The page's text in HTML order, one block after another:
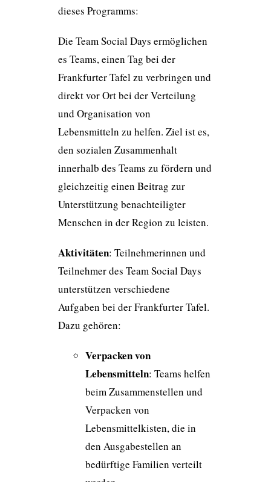
dieses Programms:
Die Team Social Days ermöglichen
es Teams, einen Tag bei der
Frankfurter Tafel zu verbringen und
direkt vor Ort bei der Verteilung
und Organisation von
Lebensmitteln zu helfen. Ziel ist es,
den sozialen Zusammenhalt
innerhalb des Teams zu fördern und
gleichzeitig einen Beitrag zur
Unterstützung benachteiligter
Menschen in der Region zu leisten.
Aktivitäten: Teilnehmerinnen und
Teilnehmer des Team Social Days
unterstützen verschiedene
Aufgaben bei der Frankfurter Tafel.
Dazu gehören:
Verpacken von
Lebensmitteln: Teams helfen
beim Zusammenstellen und
Verpacken von
Lebensmittelkisten, die in
den Ausgabestellen an
bedürftige Familien verteilt